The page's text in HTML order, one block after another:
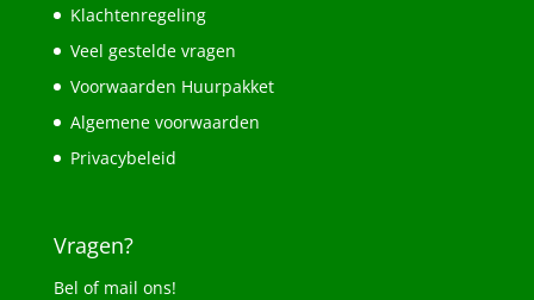
Klachtenregeling
Veel gestelde vragen
Voorwaarden Huurpakket
Algemene voorwaarden
Privacybeleid
Vragen?
Bel of mail ons!